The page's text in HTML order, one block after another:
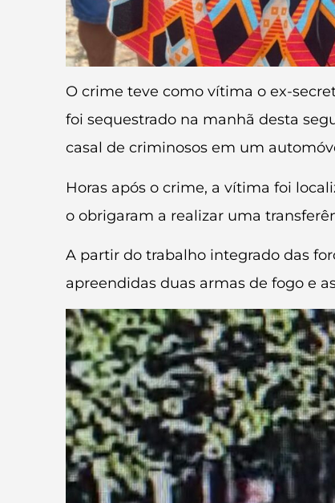
O crime teve como vítima o ex-
foi sequestrado na manhã desta
casal de criminosos em um
Horas após o crime, a vítima foi
o obrigaram a realizar uma
A partir do trabalho integrado das
apreendidas duas armas de fogo e